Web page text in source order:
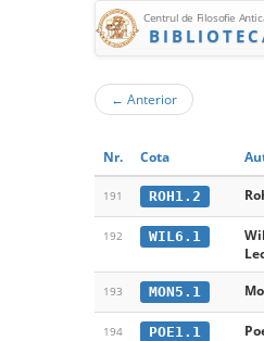
Centrul de Filosofie
← Anterior
Nr. Cota
191 ROH1.2
192 WIL6.1
193 MON5.1
194 POE1.1